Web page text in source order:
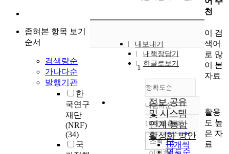
좁혀본 항목 보기
순서
검색량순
가나다순
발행기관
한
국연구
재단
(NRF)
(34)
국
내보내기
내책장담기
한글로보기
정확도순
정확도
순
인기도
순
연도순
내림차순
내림차순
10개씩 출력
10개씩
조회
1
정보 공유
및 시스템
연계·통합
활성화 방안
천
이 검
색어
로 많
이 본
자료
활용
도 높
은 자
료